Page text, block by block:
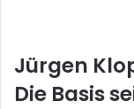
Jürgen
Die Basis